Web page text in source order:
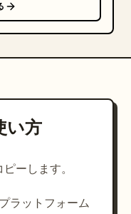
い方
ーします。
ラットフォーム